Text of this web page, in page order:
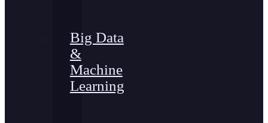
Big Data
&
Machine
Learning